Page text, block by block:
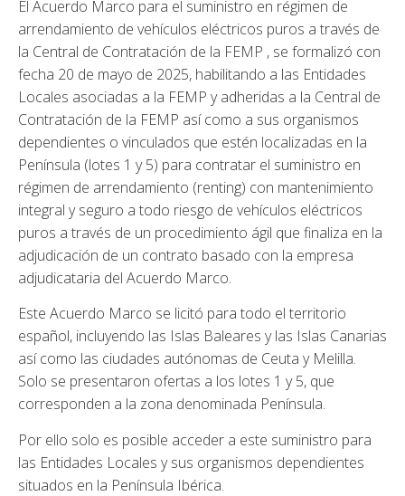
El Acuerdo Marco para el suministro en régimen de
arrendamiento de vehículos eléctricos puros a través de
la Central de Contratación de la FEMP , se formalizó con
fecha 20 de mayo de 2025, habilitando a las Entidades
Locales asociadas a la FEMP y adheridas a la Central de
Contratación de la FEMP así como a sus organismos
dependientes o vinculados que estén localizadas en la
Península (lotes 1 y 5) para contratar el suministro en
régimen de arrendamiento (renting) con mantenimiento
integral y seguro a todo riesgo de vehículos eléctricos
puros a través de un procedimiento ágil que finaliza en la
adjudicación de un contrato basado con la empresa
adjudicataria del Acuerdo Marco.
Este Acuerdo Marco se licitó para todo el territorio
español, incluyendo las Islas Baleares y las Islas Canarias
así como las ciudades autónomas de Ceuta y Melilla.
Solo se presentaron ofertas a los lotes 1 y 5, que
corresponden a la zona denominada Península.
Por ello solo es posible acceder a este suministro para
las Entidades Locales y sus organismos dependientes
situados en la Península Ibérica.